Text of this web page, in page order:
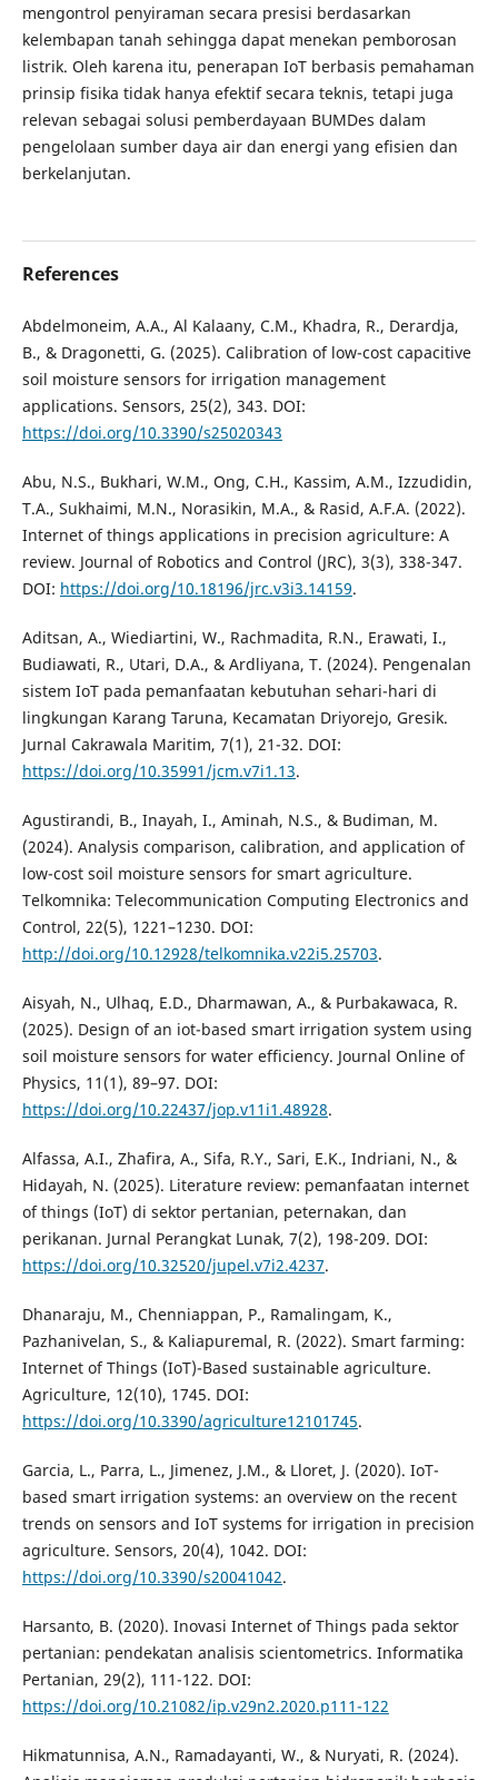
mengontrol penyiraman secara presisi berdasarkan
kelembapan tanah sehingga dapat menekan pemborosan
listrik. Oleh karena itu, penerapan IoT berbasis pemahaman
prinsip fisika tidak hanya efektif secara teknis, tetapi juga
relevan sebagai solusi pemberdayaan BUMDes dalam
pengelolaan sumber daya air dan energi yang efisien dan
berkelanjutan.
References
Abdelmoneim, A.A., Al Kalaany, C.M., Khadra, R., Derardja,
B., & Dragonetti, G. (2025). Calibration of low-cost capacitive
soil moisture sensors for irrigation management
applications. Sensors, 25(2), 343. DOI:
https://doi.org/10.3390/s25020343
Abu, N.S., Bukhari, W.M., Ong, C.H., Kassim, A.M., Izzudidin,
T.A., Sukhaimi, M.N., Norasikin, M.A., & Rasid, A.F.A. (2022).
Internet of things applications in precision agriculture: A
review. Journal of Robotics and Control (JRC), 3(3), 338-347.
DOI: https://doi.org/10.18196/jrc.v3i3.14159.
Aditsan, A., Wiediartini, W., Rachmadita, R.N., Erawati, I.,
Budiawati, R., Utari, D.A., & Ardliyana, T. (2024). Pengenalan
sistem IoT pada pemanfaatan kebutuhan sehari-hari di
lingkungan Karang Taruna, Kecamatan Driyorejo, Gresik.
Jurnal Cakrawala Maritim, 7(1), 21-32. DOI:
https://doi.org/10.35991/jcm.v7i1.13.
Agustirandi, B., Inayah, I., Aminah, N.S., & Budiman, M.
(2024). Analysis comparison, calibration, and application of
low-cost soil moisture sensors for smart agriculture.
Telkomnika: Telecommunication Computing Electronics and
Control, 22(5), 1221–1230. DOI:
http://doi.org/10.12928/telkomnika.v22i5.25703.
Aisyah, N., Ulhaq, E.D., Dharmawan, A., & Purbakawaca, R.
(2025). Design of an iot-based smart irrigation system using
soil moisture sensors for water efficiency. Journal Online of
Physics, 11(1), 89–97. DOI:
https://doi.org/10.22437/jop.v11i1.48928.
Alfassa, A.I., Zhafira, A., Sifa, R.Y., Sari, E.K., Indriani, N., &
Hidayah, N. (2025). Literature review: pemanfaatan internet
of things (IoT) di sektor pertanian, peternakan, dan
perikanan. Jurnal Perangkat Lunak, 7(2), 198-209. DOI:
https://doi.org/10.32520/jupel.v7i2.4237.
Dhanaraju, M., Chenniappan, P., Ramalingam, K.,
Pazhanivelan, S., & Kaliapuremal, R. (2022). Smart farming:
Internet of Things (IoT)-Based sustainable agriculture.
Agriculture, 12(10), 1745. DOI:
https://doi.org/10.3390/agriculture12101745.
Garcia, L., Parra, L., Jimenez, J.M., & Lloret, J. (2020). IoT-
based smart irrigation systems: an overview on the recent
trends on sensors and IoT systems for irrigation in precision
agriculture. Sensors, 20(4), 1042. DOI:
https://doi.org/10.3390/s20041042.
Harsanto, B. (2020). Inovasi Internet of Things pada sektor
pertanian: pendekatan analisis scientometrics. Informatika
Pertanian, 29(2), 111-122. DOI:
https://doi.org/10.21082/ip.v29n2.2020.p111-122
Hikmatunnisa, A.N., Ramadayanti, W., & Nuryati, R. (2024).